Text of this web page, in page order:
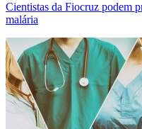
Cientistas da Fiocruz podem
malária